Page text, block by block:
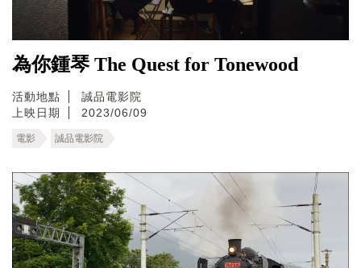
為你鍾琴 The Quest for Tonewood
活動地點
誠品電影院
上映日期
2023/06/09
電影 誠品電影院